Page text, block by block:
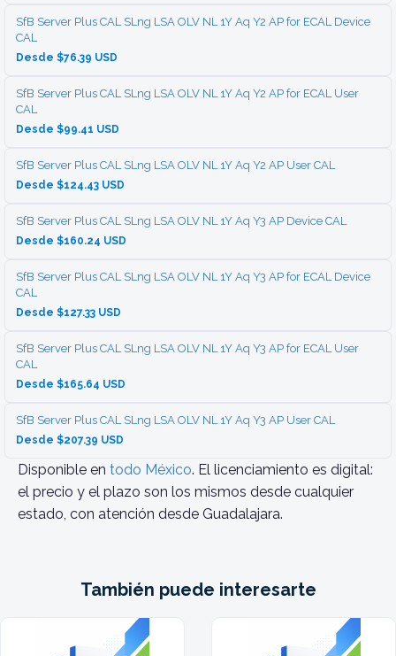
SfB Server Plus CAL SLng LSA OLV NL 1Y Aq Y2 AP for ECAL Device
CAL
Desde $76.39 USD
SfB Server Plus CAL SLng LSA OLV NL 1Y Aq Y2 AP for ECAL User
CAL
Desde $99.41 USD
SfB Server Plus CAL SLng LSA OLV NL 1Y Aq Y2 AP User CAL
Desde $124.43 USD
SfB Server Plus CAL SLng LSA OLV NL 1Y Aq Y3 AP Device CAL
Desde $160.24 USD
SfB Server Plus CAL SLng LSA OLV NL 1Y Aq Y3 AP for ECAL Device
CAL
Desde $127.33 USD
SfB Server Plus CAL SLng LSA OLV NL 1Y Aq Y3 AP for ECAL User
CAL
Desde $165.64 USD
SfB Server Plus CAL SLng LSA OLV NL 1Y Aq Y3 AP User CAL
Desde $207.39 USD
Disponible en todo México. El licenciamiento es digital:
el precio y el plazo son los mismos desde cualquier
estado, con atención desde Guadalajara.
También puede interesarte